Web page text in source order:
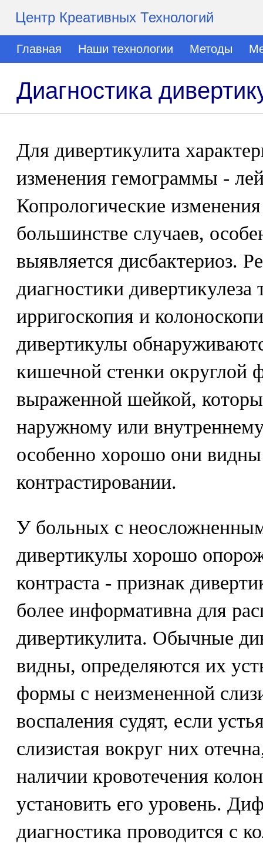
Центр Креативных Технологий
Главная Наши технологии Методы
Диагностика
Для дивертикулита
изменения гемограммы -
Копрологические
большинстве случаев,
выявляется дисбактериоз.
диагностики
ирригоскопия и
дивертикулы
кишечной стенки округлой
выраженной шейкой,
наружному или
особенно хорошо они
контрастировании.
У больных с
дивертикулы хорошо
контраста - признак
более информативна для
дивертикулита. Обычные
видны, определяются их
формы с неизмененной
воспаления судят, если
слизистая вокруг них
наличии кровотечения
установить его уровень.
диагностика проводится с